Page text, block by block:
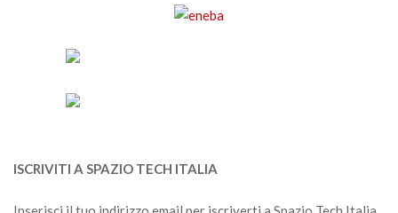
ISCRIVITI A SPAZIO TECH ITALIA